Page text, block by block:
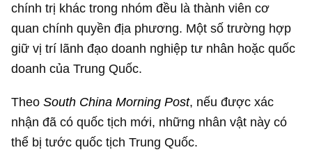
chính trị khác trong nhóm đều là thành viên cơ
quan chính quyền địa phương. Một số trường hợp
giữ vị trí lãnh đạo doanh nghiệp tư nhân hoặc quốc
doanh của Trung Quốc.
TheoSouth China Morning Post, nếu được xác
nhận đã có quốc tịch mới, những nhân vật này có
thể bị tước quốc tịch Trung Quốc.